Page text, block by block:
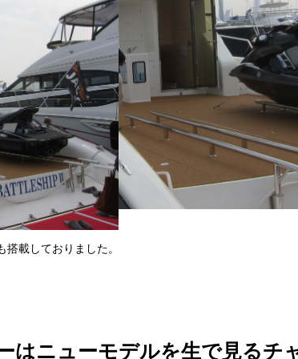
載しておりました。
はニューモデルを生で見るチ